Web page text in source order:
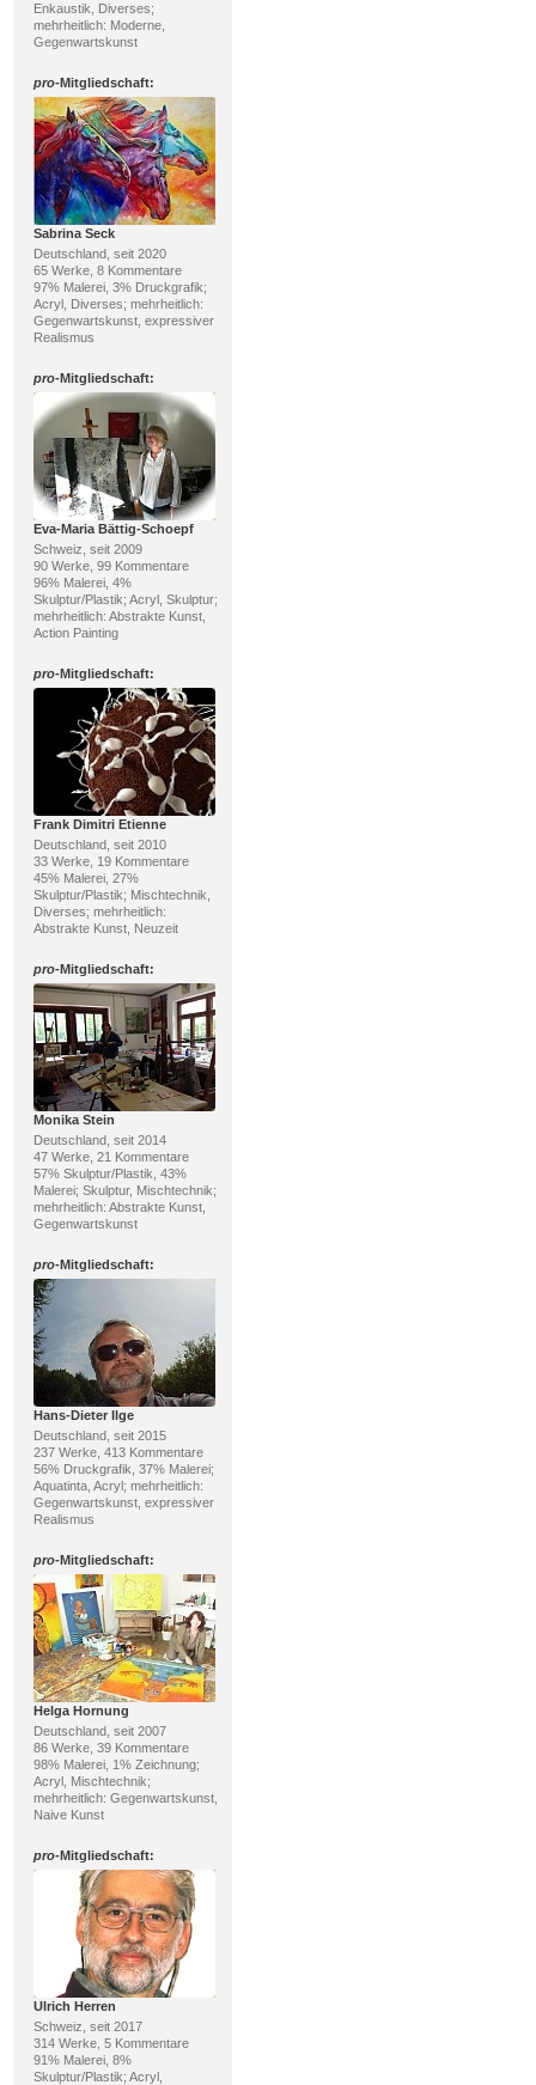
Enkaustik, Diverses;
mehrheitlich: Moderne,
Gegenwartskunst
pro-Mitgliedschaft:
Sabrina Seck
Deutschland, seit 2020
65 Werke, 8 Kommentare
97% Malerei, 3% Druckgrafik;
Acryl, Diverses; mehrheitlich:
Gegenwartskunst, expressiver
Realismus
pro-Mitgliedschaft:
Eva-Maria Bättig-Schoepf
Schweiz, seit 2009
90 Werke, 99 Kommentare
96% Malerei, 4%
Skulptur/Plastik; Acryl, Skulptur;
mehrheitlich: Abstrakte Kunst,
Action Painting
pro-Mitgliedschaft:
Frank Dimitri Etienne
Deutschland, seit 2010
33 Werke, 19 Kommentare
45% Malerei, 27%
Skulptur/Plastik; Mischtechnik,
Diverses; mehrheitlich:
Abstrakte Kunst, Neuzeit
pro-Mitgliedschaft:
Monika Stein
Deutschland, seit 2014
47 Werke, 21 Kommentare
57% Skulptur/Plastik, 43%
Malerei; Skulptur, Mischtechnik;
mehrheitlich: Abstrakte Kunst,
Gegenwartskunst
pro-Mitgliedschaft:
Hans-Dieter Ilge
Deutschland, seit 2015
237 Werke, 413 Kommentare
56% Druckgrafik, 37% Malerei;
Aquatinta, Acryl; mehrheitlich:
Gegenwartskunst, expressiver
Realismus
pro-Mitgliedschaft:
Helga Hornung
Deutschland, seit 2007
86 Werke, 39 Kommentare
98% Malerei, 1% Zeichnung;
Acryl, Mischtechnik;
mehrheitlich: Gegenwartskunst,
Naive Kunst
pro-Mitgliedschaft:
Ulrich Herren
Schweiz, seit 2017
314 Werke, 5 Kommentare
91% Malerei, 8%
Skulptur/Plastik; Acryl,